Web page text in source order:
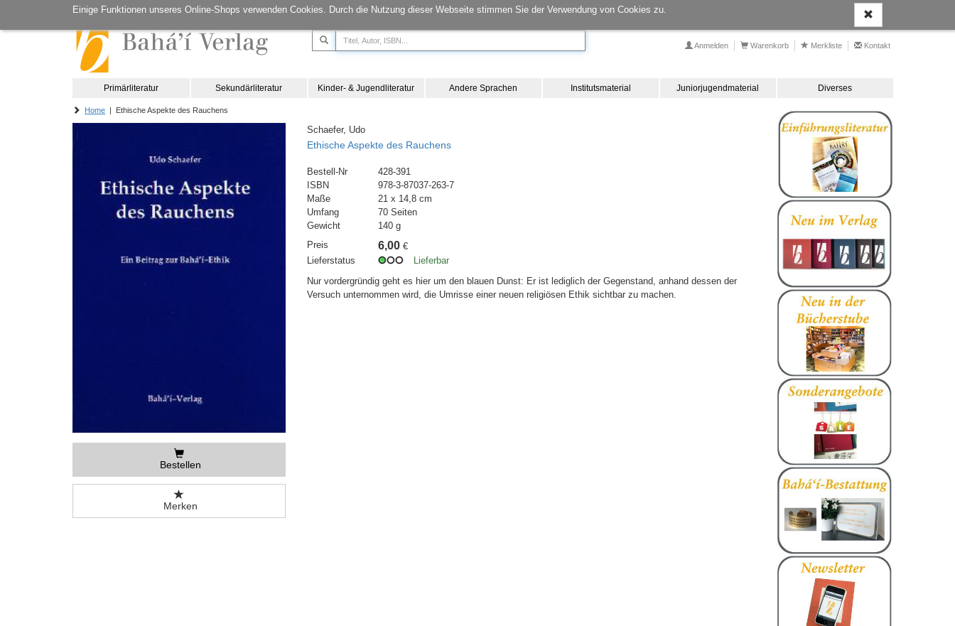
Einige Funktionen unseres Online-Shops verwenden Cookies. Durch die Nutzung dieser Webseite stimmen Sie der Verwendung von Cookies zu.
Anmelden Warenkorb Merkliste Kontakt
Primärliteratur Sekundärliteratur Kinder- & Jugendliteratur Andere Sprachen Institutsmaterial Juniorjugendmaterial Diverses
Home | Ethische Aspekte des Rauchens
Bestellen
Merken
Schaefer, Udo
Ethische Aspekte des Rauchens
Bestell-Nr
428-391
ISBN
978-3-87037-263-7
Maße
21 x 14,8 cm
Umfang
70 Seiten
Gewicht
140 g
Preis
6,00 €
Lieferstatus
Lieferbar
Nur vordergründig geht es hier um den blauen Dunst: Er ist lediglich der Gegenstand, anhand dessen der
Versuch unternommen wird, die Umrisse einer neuen religiösen Ethik sichtbar zu machen.